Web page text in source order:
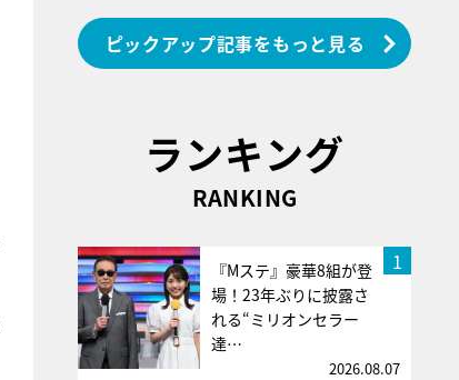
ピックアップ記事をもっと見る
ランキング
RANKING
1
『Mステ』豪華8組が登
場！23年ぶりに披露さ
れる“ミリオンセラー
達…
2026.08.07